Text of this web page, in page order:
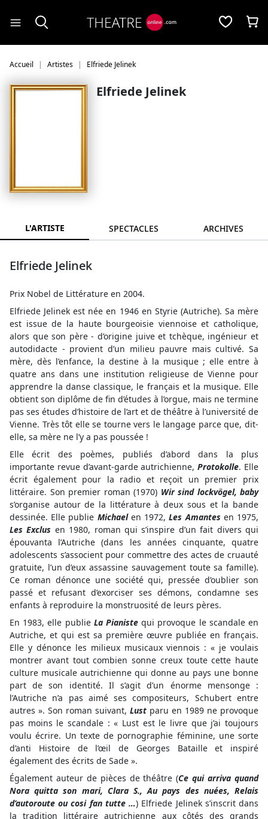
Accueil Artistes Elfriede Jelinek
Elfriede Jelinek
L'ARTISTE SPECTACLES ARCHIVES
Elfriede Jelinek
Prix Nobel de Littérature en 2004.
Elfriede Jelinek est née en 1946 en Styrie (Autriche). Sa mère
est issue de la haute bourgeoisie viennoise et catholique,
alors que son père - d’origine juive et tchèque, ingénieur et
autodidacte - provient d’un milieu pauvre mais cultivé. Sa
mère, dès l’enfance, la destine à la musique ; elle entre à
quatre ans dans une institution religieuse de Vienne pour
apprendre la danse classique, le français et la musique. Elle
obtient son diplôme de fin d’études à l’orgue, mais ne termine
pas ses études d’histoire de l’art et de théâtre à l’université de
Vienne. Très tôt elle se tourne vers le langage parce que, dit-
elle, sa mère ne l’y a pas poussée !
Elle écrit des poèmes, publiés d’abord dans la plus
importante revue d’avant-garde autrichienne,Protokolle. Elle
écrit également pour la radio et reçoit un premier prix
littéraire. Son premier roman (1970) Wir sind lockvögel, baby
s’organise autour de la littérature à deux sous et la bande
dessinée. Elle publie Michaelen 1972,Les Amantes en 1975,
Les Exclus en 1980, roman qui s’inspire d’un fait divers qui
épouvanta l’Autriche (dans les années cinquante, quatre
adolescents s’associent pour commettre des actes de cruauté
gratuite, l’un d’eux assassine sauvagement toute sa famille).
Ce roman dénonce une société qui, pressée d’oublier son
passé et refusant d’exorciser ses démons, condamne ses
enfants à reproduire la monstruosité de leurs pères.
En 1983, elle publie La Pianiste qui provoque le scandale en
Autriche, et qui est sa première œuvre publiée en français.
Elle y dénonce les milieux musicaux viennois : « je voulais
montrer avant tout combien sonne creux toute cette haute
culture musicale autrichienne qui donne au pays une bonne
part de son identité. Il s’agit d’un énorme mensonge :
l’Autriche n’a pas aimé ses compositeurs, Schubert entre
autres ». Son roman suivant, Lust paru en 1989 ne provoque
pas moins le scandale : « Lust est le livre que j’ai toujours
voulu écrire. Un texte de pornographie féminine, une sorte
d’anti Histoire de l’œil de Georges Bataille et inspiré
également des écrits de Sade ».
Également auteur de pièces de théâtre (Ce qui arriva quand
Nora quitta son mari, Clara S., Au pays des nuées, Relais
d’autoroute ou cosi fan tutte …) Elfriede Jelinek s’inscrit dans
la tradition littéraire autrichienne aux côtés des grands